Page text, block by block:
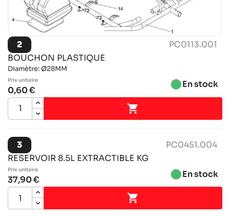
2
PC0113.001
BOUCHON PLASTIQUE
Diamètre: Ø28MM
Prix ​​unitaire
0,60 € brightness_1En stock

3
PC0451.004
RESERVOIR 8.5L EXTRACTIBLE KG
Prix ​​unitaire
37,90 € brightness_1En stock
